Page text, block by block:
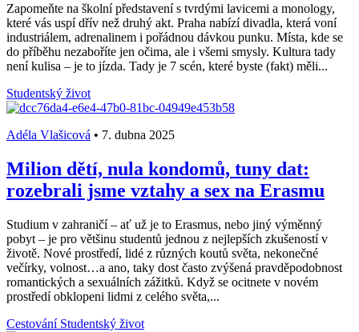
Zapomeňte na školní představení s tvrdými lavicemi a monology,
které vás uspí dřív než druhý akt. Praha nabízí divadla, která voní
industriálem, adrenalinem i pořádnou dávkou punku. Místa, kde se
do příběhu nezaboříte jen očima, ale i všemi smysly. Kultura tady
není kulisa – je to jízda. Tady je 7 scén, které byste (fakt) měli...
Studentský život
Adéla Vlašicová • 7. dubna 2025
Milion dětí, nula kondomů, tuny dat:
rozebrali jsme vztahy a sex na Erasmu
Studium v zahraničí – ať už je to Erasmus, nebo jiný výměnný
pobyt – je pro většinu studentů jednou z nejlepších zkušeností v
životě. Nové prostředí, lidé z různých koutů světa, nekonečné
večírky, volnost…a ano, taky dost často zvýšená pravděpodobnost
romantických a sexuálních zážitků. Když se ocitnete v novém
prostředí obklopeni lidmi z celého světa,...
Cestování Studentský život